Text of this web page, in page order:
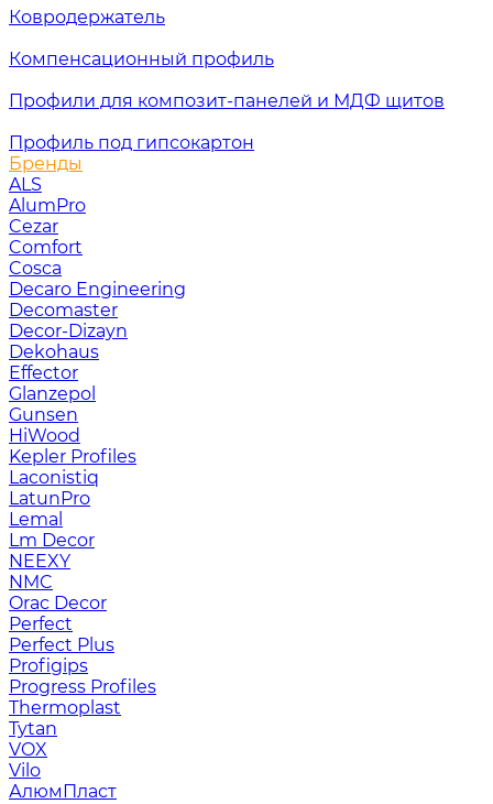
Ковродержатель
Компенсационный профиль
Профили для композит-панелей и МДФ щитов
Профиль под гипсокартон
Бренды
ALS
AlumPro
Cezar
Comfort
Cosca
Decaro Engineering
Decomaster
Decor-Dizayn
Dekohaus
Effector
Glanzepol
Gunsen
HiWood
Kepler Profiles
Laconistiq
LatunPro
Lemal
Lm Decor
NEEXY
NMC
Orac Decor
Perfect
Perfect Plus
Profigips
Progress Profiles
Thermoplast
Tytan
VOX
Vilo
АлюмПласт